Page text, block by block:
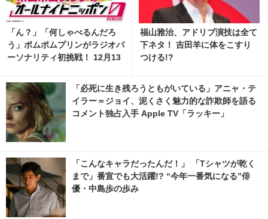
「ん？」「何しゃべるんだろ
う」ポムポムプリンがラジオパ
ーソナリティ初挑戦！ 12月13
0」登場
福山雅治、アドリブ演技は全て
下ネタ！ 吉田羊に体をこすり
つける!?
「必死に生き残ろうともがいている」アニャ・テ
イラー＝ジョイ、泥くさく魅力的な詐欺師を語る
コメント独占入手 Apple TV「ラッキー」
「こんなキャラだったんだ！」 「Tシャツが乾く
まで」番宣でも大活躍!? “今年一番気になる”俳
優・中島歩の歩み